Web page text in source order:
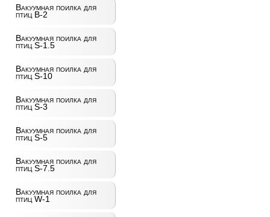
Вакуумная поилка для
птиц B-2
Вакуумная поилка для
птиц S-1.5
Вакуумная поилка для
птиц S-10
Вакуумная поилка для
птиц S-3
Вакуумная поилка для
птиц S-5
Вакуумная поилка для
птиц S-7.5
Вакуумная поилка для
птиц W-1